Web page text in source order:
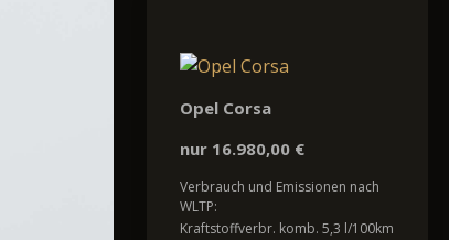
Opel Corsa
nur 16.980,00 €
Verbrauch und Emissionen nach
WLTP:
Kraftstoffverbr. komb. 5,3 l/100km